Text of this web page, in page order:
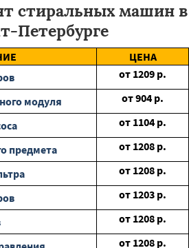
стиральных машин в
Петербурге
ЦЕНА
от 1209 р.
модуля
от904 р.
от 1104 р.
предмета
от 1208 р.
от 1208 р.
от 1203 р.
от 1208 р.
от 1208 р.